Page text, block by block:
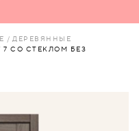
ДЕРЕВЯННЫЕ
7 СО СТЕКЛОМ БЕЗ